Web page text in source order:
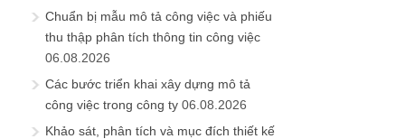
Chuẩn bị mẫu mô tả công việc và phiếu
thu thập phân tích thông tin công việc
06.08.2026
Các bước triển khai xây dựng mô tả
công việc trong công ty 06.08.2026
Khảo sát, phân tích và mục đích thiết kế